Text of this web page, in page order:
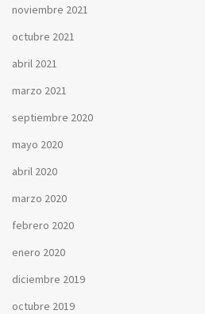
noviembre 2021
octubre 2021
abril 2021
marzo 2021
septiembre 2020
mayo 2020
abril 2020
marzo 2020
febrero 2020
enero 2020
diciembre 2019
octubre 2019